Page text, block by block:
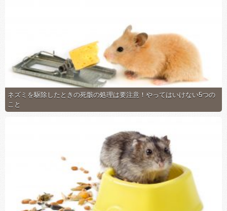
ネズミを駆除したときの死骸の処理は要注意！やってはいけない5つの
こと